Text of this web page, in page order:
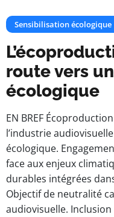
Sensibilisation écologique
route vers
écologique
EN BREF
l’industrie
écologique.
face aux enjeux
durables intégrées
Objectif de neutralité
audiovisuelle.